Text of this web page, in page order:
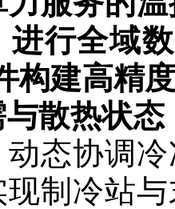
进行全域
构建高精
散热状
动态协调
制冷站